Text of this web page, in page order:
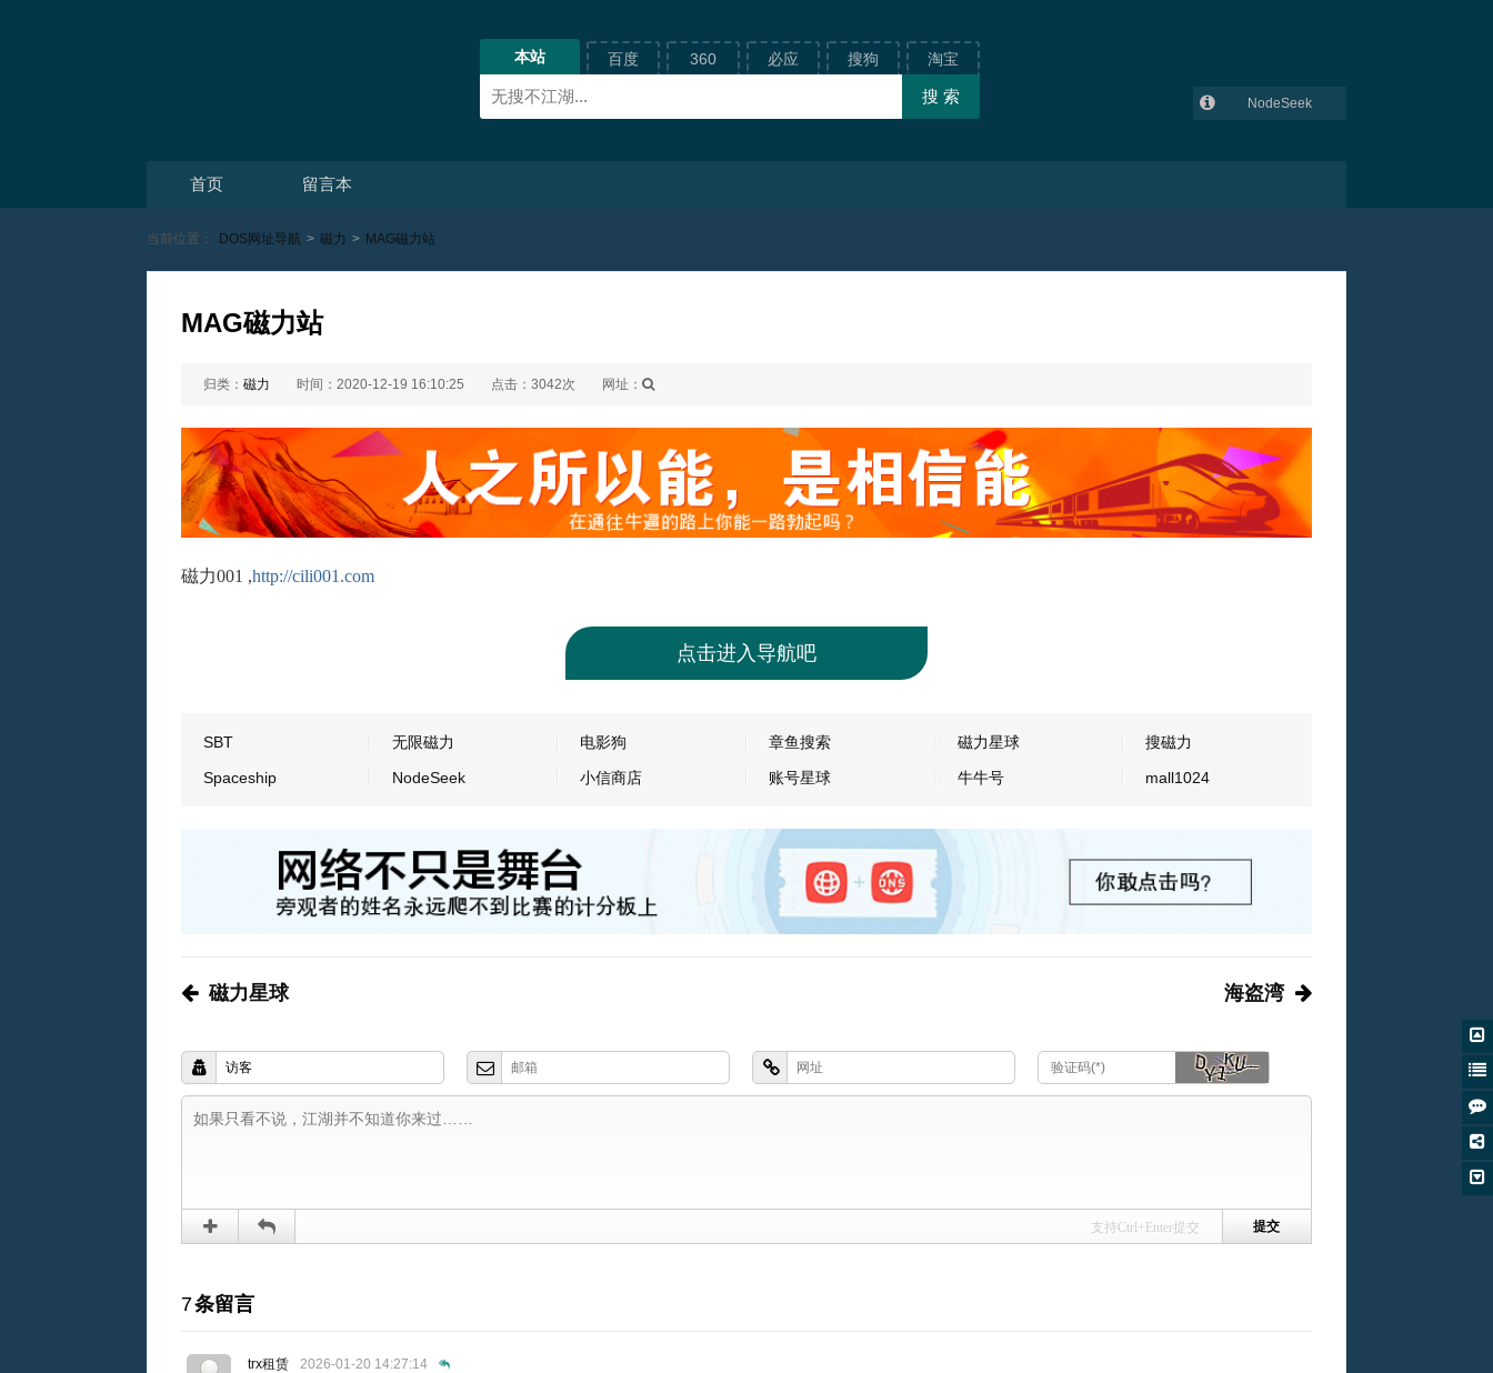
本站 百度 360 必应 搜狗 淘宝
NodeSeek
全球主机交流论坛
首页 留言本
当前位置： DOS网址导航 > 磁力 > MAG磁力站
MAG磁力站
归类： 磁力 时间：2020-12-19 16:10:25 点击：3042次 网址：
磁力001 ,http://cili001.com
点击进入导航吧
SBT 无限磁力 电影狗 章鱼搜索 磁力星球
搜磁力
Spaceship
NodeSeek 小信商店 账号星球 牛牛号 mall1024
磁力星球 海盗湾
支持Ctrl+Enter提交
7条留言
trx租赁 2026-01-20 14:27:14